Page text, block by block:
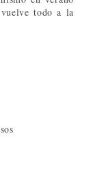
todo a la